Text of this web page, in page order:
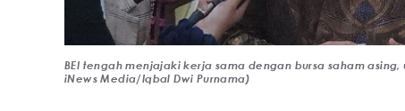
BEI tengah menjajaki kerja sama dengan bursa saham
iNews Media/Iqbal Dwi Purnama)